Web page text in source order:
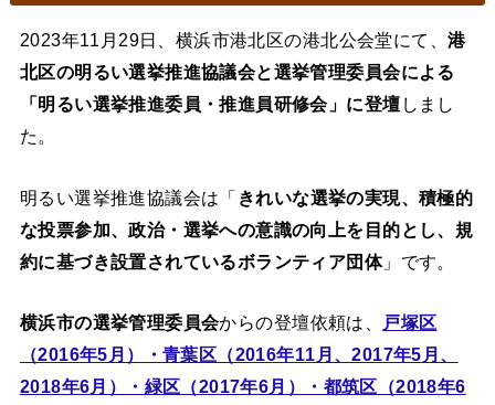
2023年11月29日、横浜市港北区の港北公会堂にて、港
北区の明るい選挙推進協議会と選挙管理委員会による
「明るい選挙推進委員・推進員研修会」に登壇 しまし
た。
明るい選挙推進協議会は「 きれいな選挙の実現、積極的
な投票参加、政治・選挙への意識の向上を目的とし、規
約に基づき設置されているボランティア団体 」です。
横浜市の選挙管理委員会からの登壇依頼は、
戸塚区
（2016年5月）・青葉区（2016年11月、2017年5月、
2018年6月）・緑区（2017年6月）・都筑区（2018年6